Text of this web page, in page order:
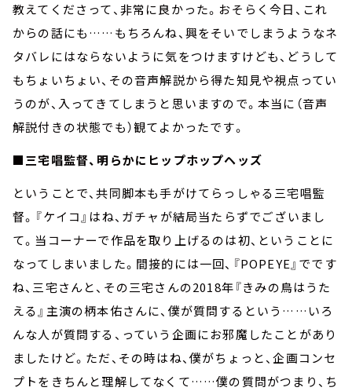
教えてくださって、非常に良かった。おそらく今日、これ
からの話にも……もちろんね、興をそいでしまうようなネ
タバレにはならないように気をつけますけども、どうして
もちょいちょい、その音声解説から得た知見や視点ってい
うのが、入ってきてしまうと思いますので。本当に（音声
解説付きの状態でも）観てよかったです。
■三宅唱監督、明らかにヒップホップヘッズ
ということで、共同脚本も手がけてらっしゃる三宅唱監
督。『ケイコ』はね、ガチャが結局当たらずでございまし
て。当コーナーで作品を取り上げるのは初、ということに
なってしまいました。間接的には一回、『POPEYE』でです
ね、三宅さんと、その三宅さんの2018年『きみの鳥はうた
える』主演の柄本佑さんに、僕が質問するという……いろ
んな人が質問する、っていう企画にお邪魔したことがあり
ましたけど。ただ、その時はね、僕がちょっと、企画コンセ
プトをきちんと理解してなくて……僕の質問がつまり、ち